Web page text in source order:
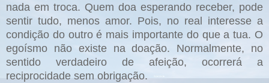
nada em troca. Quem doa esperando receber, pode
sentir tudo, menos amor. Pois, no real interesse a
condição do outro é mais importante do que a tua. O
egoísmo não existe na doação. Normalmente, no
sentido verdadeiro de afeição, ocorrerá a
reciprocidade sem obrigação.